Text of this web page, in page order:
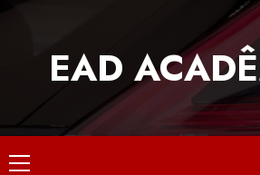
EAD
Primary